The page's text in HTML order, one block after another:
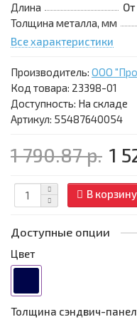
Длина
Толщина металла, мм
Все характеристики
Производитель: ООО
Код товара: 23398-01
Доступность: На складе
Артикул: 55487640054
1 790.87 р. 1
В корзину
Доступные опции
Цвет
Толщина сэндвич-